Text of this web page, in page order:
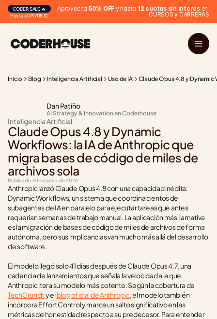
Hasta el 09/08 ⏰
CODER SALE 🔥 Aprovecha 50% OFF y hasta 12 cuotas sin interés en
CURSOS y CARRERAS
Inicio Blog Inteligencia Artificial Uso de IA Claude Opus 4.8 y Dynamic
Dan Patiño
AI Strategy & Innovation en Coderhouse
Inteligencia Artificial
Claude Opus 4.8 y Dynamic
Workflows: la IA de Anthropic que
migra bases de código de miles de
archivos sola
Publicado el1 de junio de 2026
Anthropic lanzó Claude Opus 4.8 con una capacidad inédita:
Dynamic Workflows, un sistema que coordina cientos de
subagentes de IA en paralelo para ejecutar tareas que antes
requerían semanas de trabajo manual. La aplicación más llamativa
es la migración de bases de código de miles de archivos de forma
autónoma, pero sus implicancias van mucho más allá del desarrollo
de software.
El modelo llegó solo 41 días después de Claude Opus 4.7, una
cadencia de lanzamientos que señala la velocidad a la que
TechCrunch y el blog oficial de Anthropic, el modelo también
incorpora Effort Control y marca un salto significativo en las
métricas de honestidad respecto a su predecesor. Para entender